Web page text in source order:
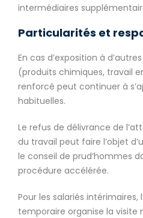
intermédiaires
Particularités et
En cas d’exposition à
(produits chimiques, travail
renforcé peut continuer à
habituelles.
Le refus de délivrance de
du travail peut faire l’objet
le conseil de prud’hommes
procédure accélérée.
Pour les salariés intérimaires,
temporaire organise la visite